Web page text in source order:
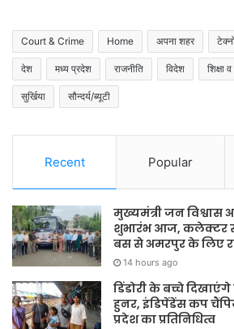
Court & Crime Home अपना शहर
देश मध्य प्रदेश राजनीति विदेश शिक्षा
सुर्खिया सौन्दर्य/ब्यूटी
Recent Popular
मुख्यमंत्री जन विश्वास
शुभारंभ आज, कलेक्टर
बस से अमरपुर के लिए
14 hours ago
डिंडोरी के बच्चे
हुनर, इंडिपेंडेंस कप
प्रदेश का प्रतिनिधित्व